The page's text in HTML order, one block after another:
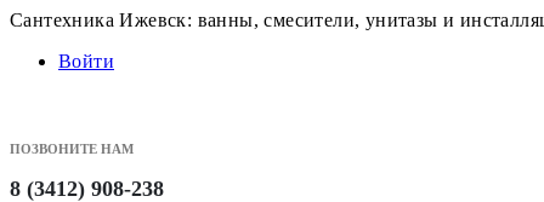
Сантехника Ижевск: ванны, смесители, унитазы и
Войти
ПОЗВОНИТЕ НАМ
8 (3412) 908-238